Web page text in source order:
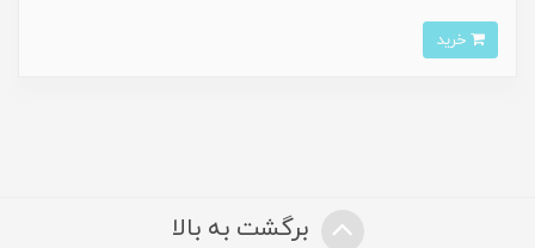
برگشت به بالا